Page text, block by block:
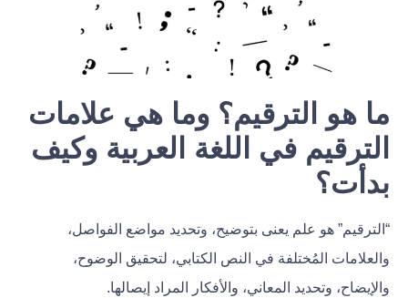
ما هو الترقيم؟ وما هي علامات
الترقيم في اللغة العربية وكيف
بدأت؟
“الترقيم” هو علم يعنى بتوضيح، وتحديد مواضع الفواصل،
والعلامات المُختلفة في النص الكتابي، لتحقيق الوضوح،
والإيضاح، وتحديد المعاني، والأفكار المراد إيصالها.